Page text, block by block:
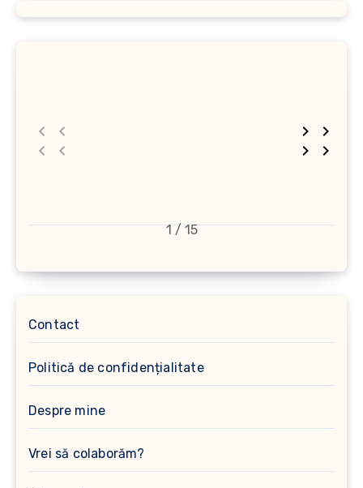
1 / 15
Contact
Politică de confidențialitate
Despre mine
Vrei să colaborăm?